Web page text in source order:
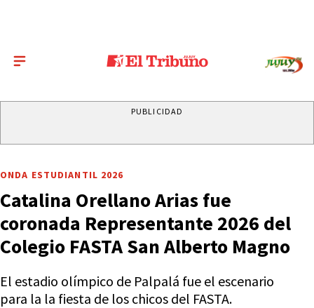
PUBLICIDAD
ONDA ESTUDIANTIL 2026
Catalina Orellano Arias fue
coronada Representante 2026 del
Colegio FASTA San Alberto Magno
El estadio olímpico de Palpalá fue el escenario
para la la fiesta de los chicos del FASTA.